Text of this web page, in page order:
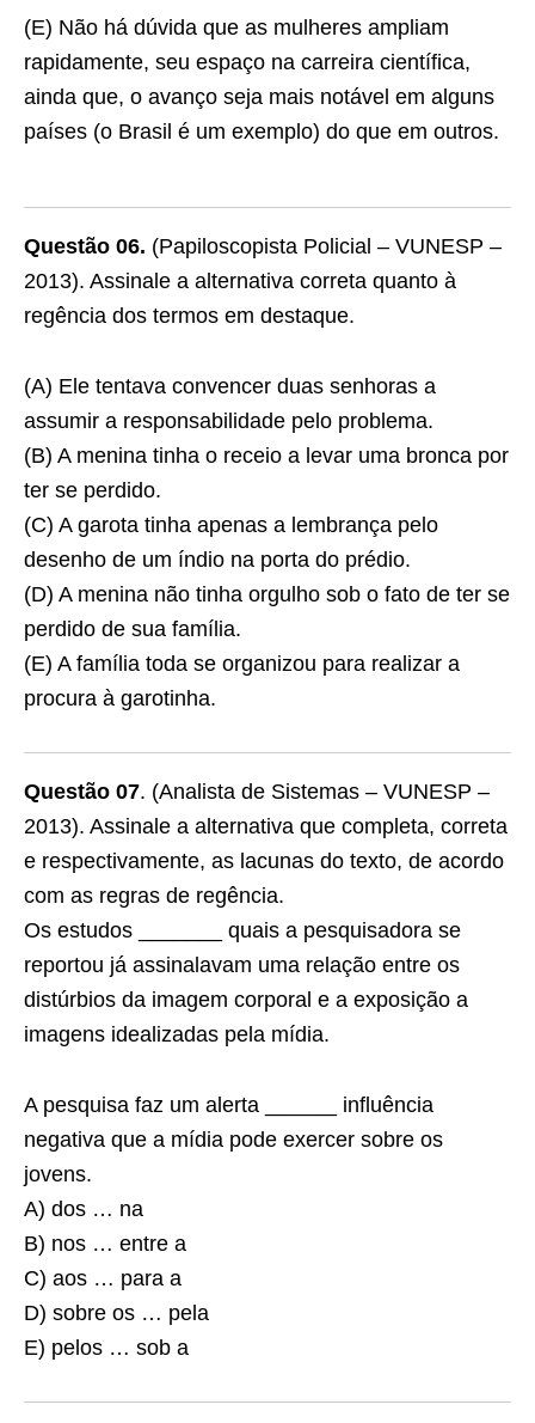
(E) Não há dúvida que as mulheres ampliam
rapidamente, seu espaço na carreira científica,
ainda que, o avanço seja mais notável em alguns
países (o Brasil é um exemplo) do que em outros.
Questão 06. (Papiloscopista Policial – VUNESP –
2013). Assinale a alternativa correta quanto à
regência dos termos em destaque.
(A) Ele tentava convencer duas senhoras a
assumir a responsabilidade pelo problema.
(B) A menina tinha o receio a levar uma bronca por
ter se perdido.
(C) A garota tinha apenas a lembrança pelo
desenho de um índio na porta do prédio.
(D) A menina não tinha orgulho sob o fato de ter se
perdido de sua família.
(E) A família toda se organizou para realizar a
procura à garotinha.
Questão 07. (Analista de Sistemas – VUNESP –
2013). Assinale a alternativa que completa, correta
e respectivamente, as lacunas do texto, de acordo
com as regras de regência.
Os estudos _______ quais a pesquisadora se
reportou já assinalavam uma relação entre os
distúrbios da imagem corporal e a exposição a
imagens idealizadas pela mídia.
A pesquisa faz um alerta ______ influência
negativa que a mídia pode exercer sobre os
jovens.
A) dos … na
B) nos … entre a
C) aos … para a
D) sobre os … pela
E) pelos … sob a